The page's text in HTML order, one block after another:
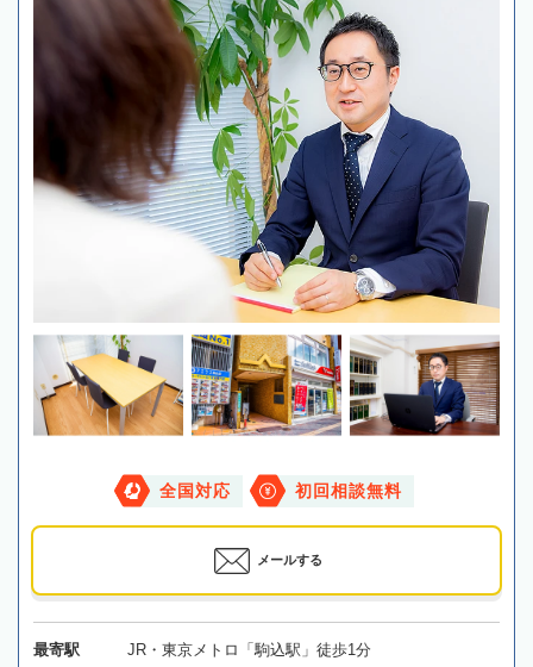
全国対応 初回相談無料
メールする
最寄駅 JR・東京メトロ「駒込駅」徒歩1分